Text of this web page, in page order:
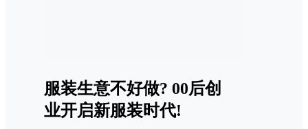
服装生意不好做? 00后创
业开启新服装时代!